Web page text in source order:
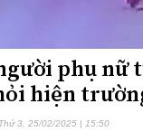
phụ nữ
hiện
Thứ 3, 25/02/2025 | 15:50